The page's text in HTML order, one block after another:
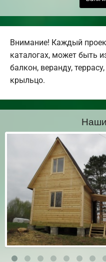
Внимание! Каждый
каталогах, может быть
балкон, веранду,
крыльцо.